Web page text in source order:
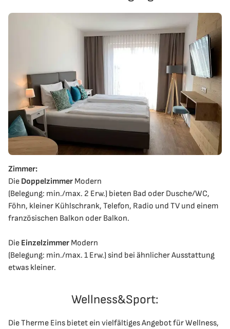
Zimmer:
Die Doppelzimmer Modern
(Belegung: min./max. 2 Erw.) bieten Bad oder Dusche/WC,
Föhn, kleiner Kühlschrank, Telefon, Radio und TV und einem
französischen Balkon oder Balkon.
Die Einzelzimmer Modern
(Belegung: min./max. 1 Erw.) sind bei ähnlicher Ausstattung
etwas kleiner.
Wellness&Sport:
Die Therme Eins bietet ein vielfältiges Angebot für Wellness,